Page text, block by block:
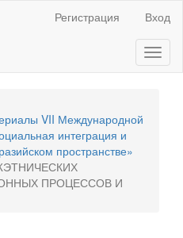
Регистрация Вход
VII Международной
интеграция и
пространстве»
ПРОЦЕССОВ И